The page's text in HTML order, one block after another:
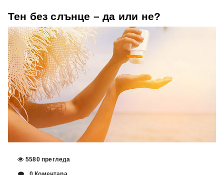
Тен без слънце – да или не?
5580 прегледа